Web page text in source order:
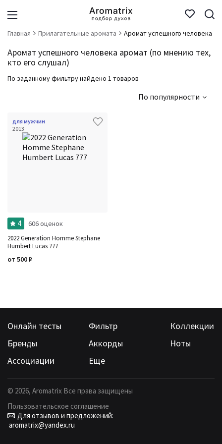
Главная Прилагательные аромата Аромат успешного человека
Аромат успешного человека аромат (по мнению тех,
кто его слушал)
По заданному фильтру найдено 1 товаров
По популярности
для мужчин
2013
4 606 оценок
2022 Generation Homme Stephane
Humbert Lucas 777
от 500₽
Онлайн тесты Фильтр
Коллекции
Бренды
Аккорды
Ноты
Ассоциации
Еще
© 2026, Aromatrix Все права защищены
Пользовательское соглашение
Для отзывов и предложений:
aromatrix@yandex.ru